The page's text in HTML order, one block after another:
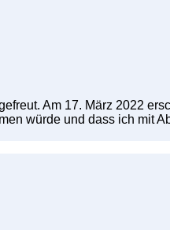
Am 17. März 2022
würde und dass ich mit